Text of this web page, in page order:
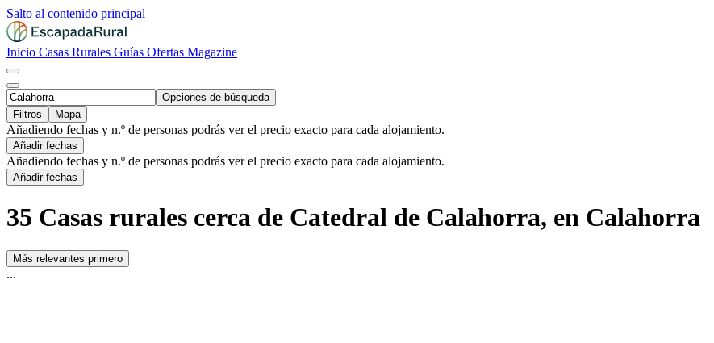
Salto al contenido principal
Inicio Casas Rurales Guías Ofertas Magazine
Opciones de búsqueda
Filtros
Mapa
Añadiendo fechas y n.º de personas podrás ver el precio exacto para cada alojamiento.
Añadir fechas
Añadiendo fechas y n.º de personas podrás ver el precio exacto para cada alojamiento.
Añadir fechas
35 Casas rurales cerca de Catedral de Calahorra, en Calahorra
Más relevantes primero
...